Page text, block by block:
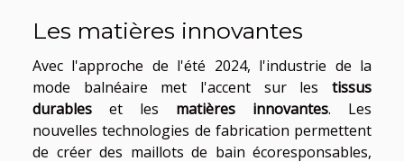
Les matières innovantes
Avec l'approche de l'été 2024, l'industrie de la
mode balnéaire met l'accent sur les tissus
durables et les matières innovantes. Les
nouvelles technologies de fabrication permettent
de créer des maillots de bain écoresponsables,